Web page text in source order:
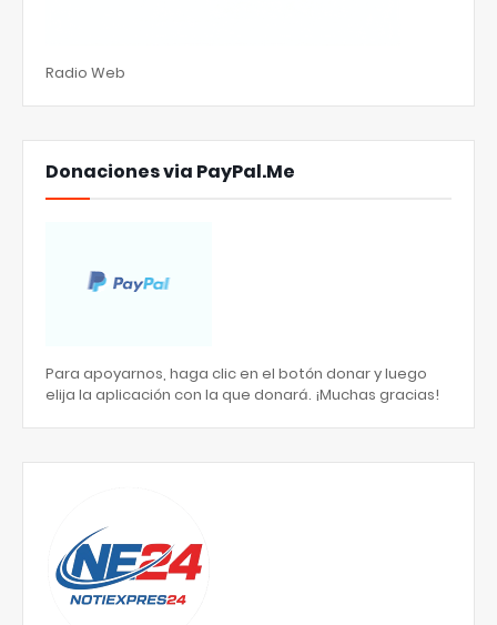
Radio Web
Donaciones via PayPal.Me
Para apoyarnos, haga clic en el botón donar y luego
elija la aplicación con la que donará. ¡Muchas gracias!